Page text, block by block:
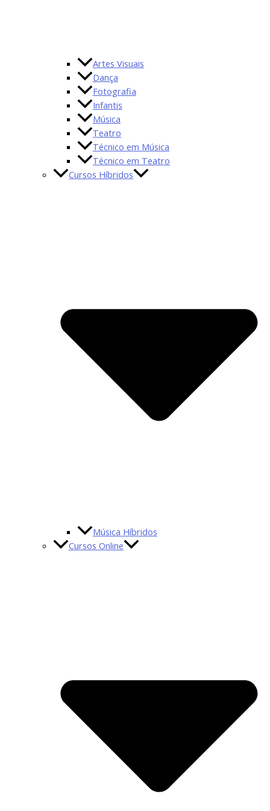
Artes Visuais
Dança
Fotografia
Infantis
Música
Teatro
Técnico em Música
Técnico em Teatro
Cursos Híbridos
Música Híbridos
Cursos Online